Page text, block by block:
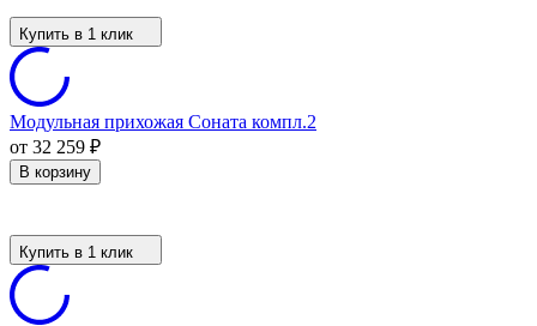
Купить в 1 клик
Модульная прихожая Соната компл.2
от 32 259 ₽
В корзину
Купить в 1 клик